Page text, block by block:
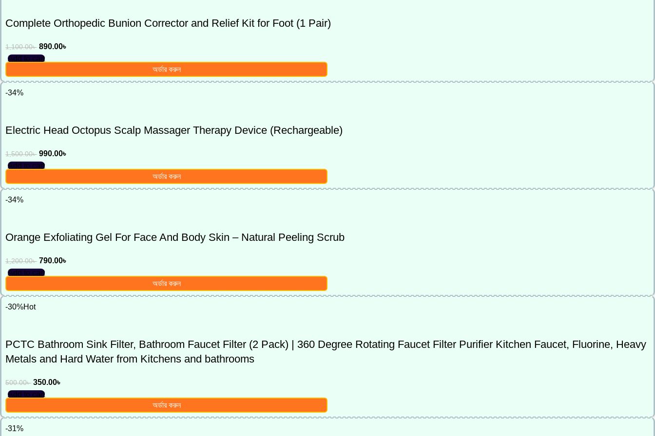
Complete Orthopedic Bunion Corrector and Relief Kit for Foot (1 Pair)
1,100.00৳ 890.00৳
Add to cart
অর্ডার করুন
-34%
Electric Head Octopus Scalp Massager Therapy Device (Rechargeable)
1,500.00৳ 990.00৳
Add to cart
অর্ডার করুন
-34%
Orange Exfoliating Gel For Face And Body Skin – Natural Peeling Scrub
1,200.00৳ 790.00৳
Add to cart
অর্ডার করুন
-30%Hot
PCTC Bathroom Sink Filter, Bathroom Faucet Filter (2 Pack) | 360 Degree Rotating Faucet Filter Purifier Kitchen Faucet, Fluorine, Heavy
Metals and Hard Water from Kitchens and bathrooms
500.00৳ 350.00৳
Add to cart
অর্ডার করুন
-31%